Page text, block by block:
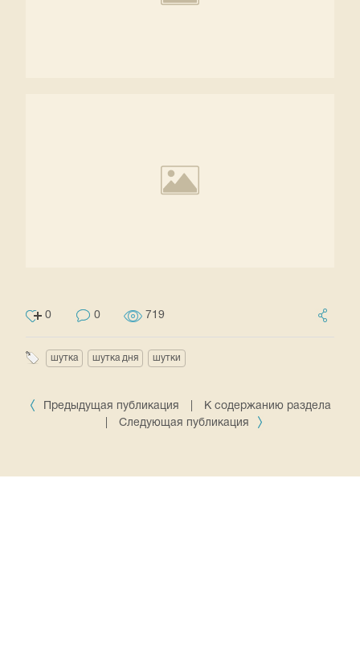
0 0 719
шутка шутка дня шутки
Предыдущая публикация
К содержанию раздела
Следующая публикация